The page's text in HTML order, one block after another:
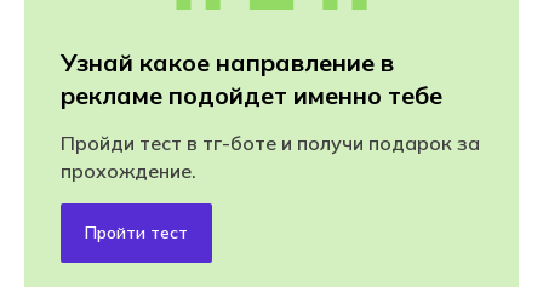
Узнай какое направление в
рекламе подойдет именно тебе
Пройди тест в тг-боте и получи подарок за
прохождение.
Пройти тест